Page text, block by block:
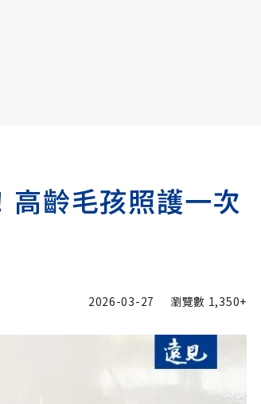
高齡毛孩照護一次
2026-03-27 瀏覽數 1,350+